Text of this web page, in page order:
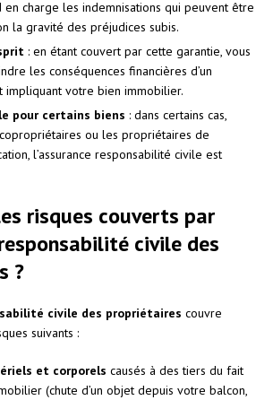
en charge les indemnisations qui peuvent être
la gravité des préjudices subis.
: en étant couvert par cette garantie, vous
les conséquences financières d’un
impliquant votre bien immobilier.
pour certains biens : dans certains cas,
ou les propriétaires de
l’assurance responsabilité civile est
risques couverts par
civile des
?
civile des propriétaires couvre
suivants :
et corporels causés à des tiers du fait
(chute d’un objet depuis votre balcon,